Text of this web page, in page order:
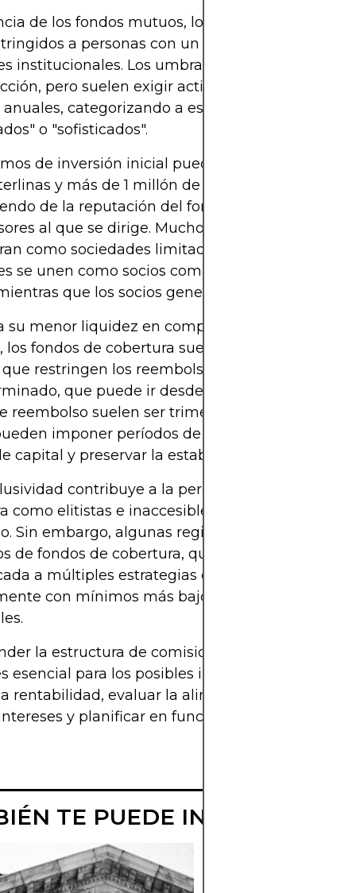
de los fondos mutuos, los fondos de
a personas con un alto patrimonio neto
institucionales. Los umbrales regulatorios
pero suelen exigir activos financieros
categorizando a estos inversores como
o "sofisticados".
de inversión inicial pueden oscilar entre
y más de 1 millón de libras esterlinas,
de la reputación del fondo, su estrategia y
al que se dirige. Muchos fondos de
como sociedades limitadas privadas, donde
se unen como socios comanditarios que
que los socios generales gestionan la
su menor liquidez en comparación con los
los fondos de cobertura suelen tener períodos de
restringen los reembolsos durante un
que puede ir desde meses hasta varios
reembolso suelen ser trimestrales o anuales, y
imponer períodos de preaviso para
capital y preservar la estabilidad.
contribuye a la percepción de los
como elitistas e inaccesibles para el inversor
Sin embargo, algunas regiones ofrecen fondos
de fondos de cobertura, que brindan exposición
a múltiples estrategias de fondos de
con mínimos más bajos, pero con
la estructura de comisiones y las
esencial para los posibles inversores. Les
rentabilidad, evaluar la alineación del gestor
y planificar en función de las
TE PUEDE INTERESAR